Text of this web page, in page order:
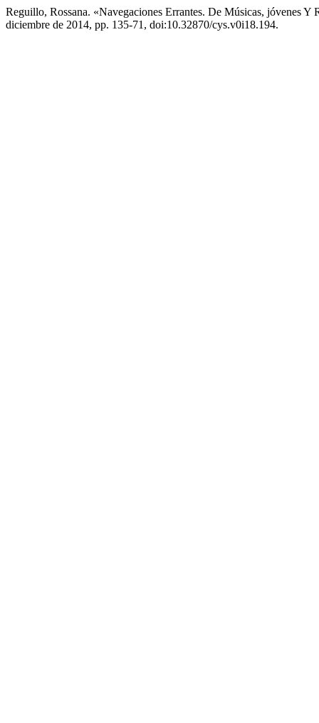
Reguillo, Rossana. «Navegaciones Errantes. De Músicas, jóvenes
diciembre de 2014, pp. 135-71, doi:10.32870/cys.v0i18.194.